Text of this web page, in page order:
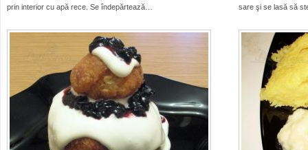
prin interior cu apă rece. Se îndepărtează…
sare şi se lasă să